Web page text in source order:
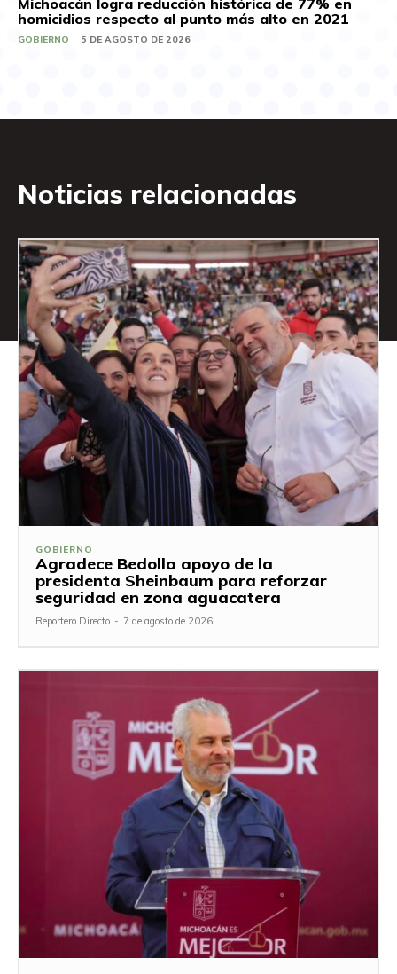
Michoacán logra reducción histórica de 77% en
homicidios respecto al punto más alto en 2021
GOBIERNO 5 DE AGOSTO DE 2026
Noticias relacionadas
GOBIERNO
Agradece Bedolla apoyo de la
presidenta Sheinbaum para reforzar
seguridad en zona aguacatera
Reportero Directo - 7 de agosto de 2026